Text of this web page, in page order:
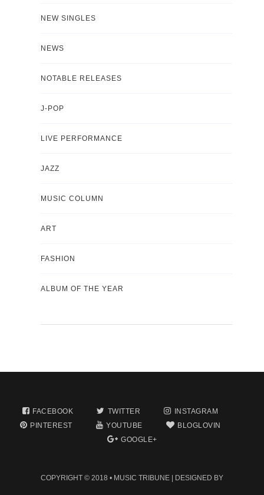
NEW SINGLES
NEWS
NOTABLE RELEASES
J-POP
LIVE PERFORMANCE
JAZZ
MUSIC COLUMN
ART
FASHION
ALBUM OF THE YEAR
FACEBOOK TWITTER
INSTAGRAM
PINTEREST
YOUTUBE
BLOGLOVIN
GOOGLE+
COPYRIGHT © 2018 • MUSIC TRIBUNE | DESIGNED BY